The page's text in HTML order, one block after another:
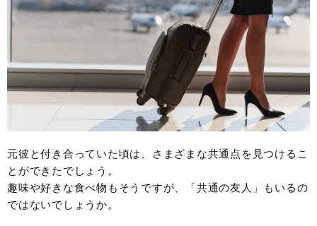
元彼と付き合っていた頃は、さまざまな共通点を見つけるこ
とができたでしょう。
趣味や好きな食べ物もそうですが、「共通の友人」もいるの
ではないでしょうか。